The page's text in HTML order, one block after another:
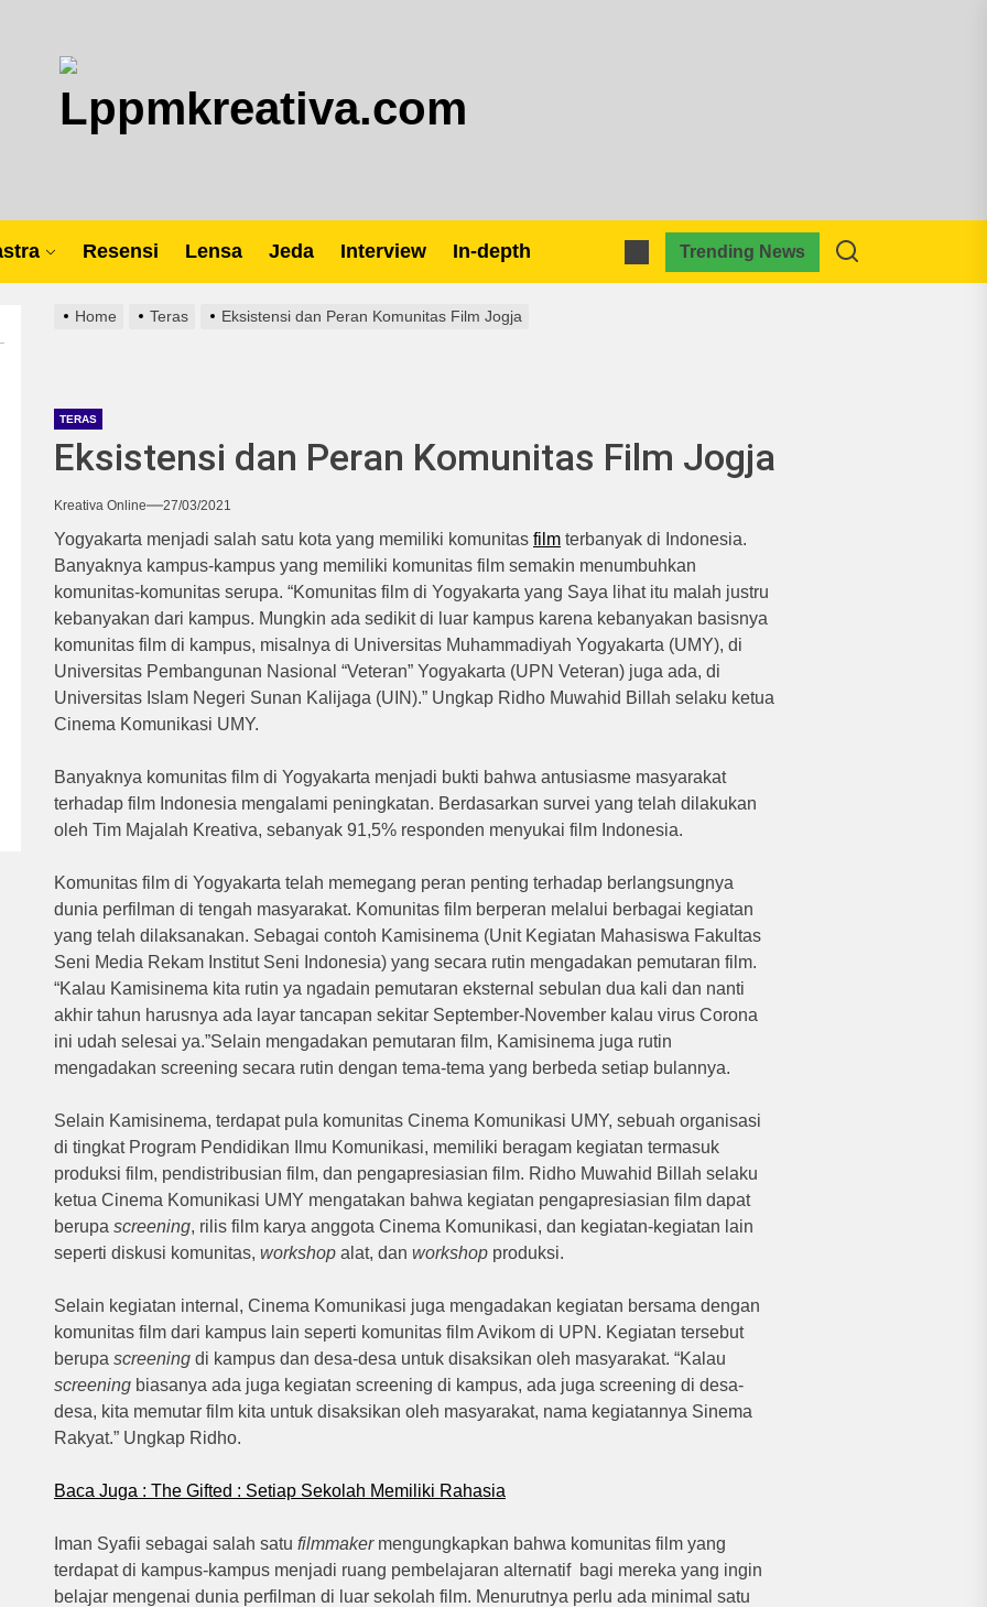
Lppmkreativa.com
Resensi Lensa Jeda Interview In-depth Trending News
Home Teras Eksistensi dan Peran Komunitas Film Jogja
TERAS
Eksistensi dan Peran Komunitas Film Jogja
Kreativa Online 27/03/2021
Yogyakarta menjadi salah satu kota yang memiliki komunitas film terbanyak di Indonesia.
Banyaknya kampus-kampus yang memiliki komunitas film semakin menumbuhkan
komunitas-komunitas serupa. “Komunitas film di Yogyakarta yang Saya lihat itu malah justru
kebanyakan dari kampus. Mungkin ada sedikit di luar kampus karena kebanyakan basisnya
komunitas film di kampus, misalnya di Universitas Muhammadiyah Yogyakarta (UMY), di
Universitas Pembangunan Nasional “Veteran” Yogyakarta (UPN Veteran) juga ada, di
Universitas Islam Negeri Sunan Kalijaga (UIN).” Ungkap Ridho Muwahid Billah selaku ketua
Cinema Komunikasi UMY.
Banyaknya komunitas film di Yogyakarta menjadi bukti bahwa antusiasme masyarakat
terhadap film Indonesia mengalami peningkatan. Berdasarkan survei yang telah dilakukan
oleh Tim Majalah Kreativa, sebanyak 91,5% responden menyukai film Indonesia.
Komunitas film di Yogyakarta telah memegang peran penting terhadap berlangsungnya
dunia perfilman di tengah masyarakat. Komunitas film berperan melalui berbagai kegiatan
yang telah dilaksanakan. Sebagai contoh Kamisinema (Unit Kegiatan Mahasiswa Fakultas
Seni Media Rekam Institut Seni Indonesia) yang secara rutin mengadakan pemutaran film.
“Kalau Kamisinema kita rutin ya ngadain pemutaran eksternal sebulan dua kali dan nanti
akhir tahun harusnya ada layar tancapan sekitar September-November kalau virus Corona
ini udah selesai ya.”Selain mengadakan pemutaran film, Kamisinema juga rutin
mengadakan screening secara rutin dengan tema-tema yang berbeda setiap bulannya.
Selain Kamisinema, terdapat pula komunitas Cinema Komunikasi UMY, sebuah organisasi
di tingkat Program Pendidikan Ilmu Komunikasi, memiliki beragam kegiatan termasuk
produksi film, pendistribusian film, dan pengapresiasian film. Ridho Muwahid Billah selaku
ketua Cinema Komunikasi UMY mengatakan bahwa kegiatan pengapresiasian film dapat
berupa screening, rilis film karya anggota Cinema Komunikasi, dan kegiatan-kegiatan lain
seperti diskusi komunitas, workshop alat, dan workshop produksi.
Selain kegiatan internal, Cinema Komunikasi juga mengadakan kegiatan bersama dengan
komunitas film dari kampus lain seperti komunitas film Avikom di UPN. Kegiatan tersebut
berupa screening di kampus dan desa-desa untuk disaksikan oleh masyarakat. “Kalau
screening biasanya ada juga kegiatan screening di kampus, ada juga screening di desa-
desa, kita memutar film kita untuk disaksikan oleh masyarakat, nama kegiatannya Sinema
Rakyat.” Ungkap Ridho.
Baca Juga : The Gifted : Setiap Sekolah Memiliki Rahasia
Iman Syafii sebagai salah satu filmmakermengungkapkan bahwa komunitas film yang
terdapat di kampus-kampus menjadi ruang pembelajaran alternatif bagi mereka yang ingin
belajar mengenai dunia perfilman di luar sekolah film. Menurutnya perlu ada minimal satu